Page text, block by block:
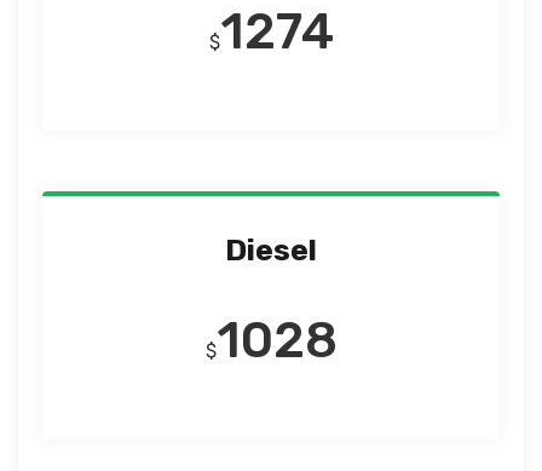
$1274
Diesel
$1028